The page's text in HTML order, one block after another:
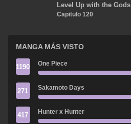
Level Up with the Gods
Capitulo 120
MANGA MÁS VISTO
1190 One Piece
271 Sakamoto Days
417 Hunter x Hunter